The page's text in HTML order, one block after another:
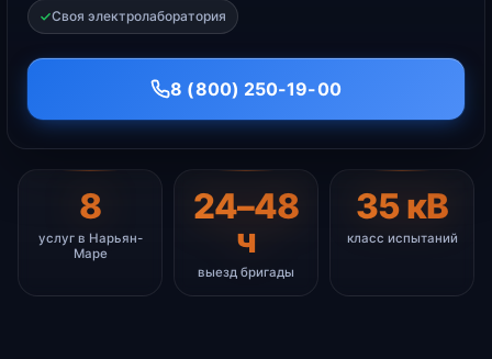
Своя электролаборатория
8 (800) 250-19-00
8
услуг в Нарьян-
Маре
24–48
ч
выезд бригады
35 кВ
класс испытаний